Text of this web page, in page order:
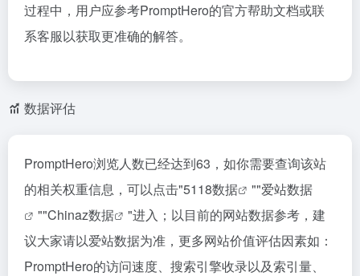
过程中，用户应参考PromptHero的官方帮助文档或联
系客服以获取更准确的解答。
数据评估
PromptHero浏览人数已经达到63，如你需要查询该站
的相关权重信息，可以点击"5118数据 ""爱站数据
""Chinaz数据
"进入；以目前的网站数据参考，建
议大家请以爱站数据为准，更多网站价值评估因素如：
PromptHero的访问速度、搜索引擎收录以及索引量、